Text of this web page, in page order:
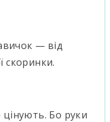
— від
скоринки.
Бо руки